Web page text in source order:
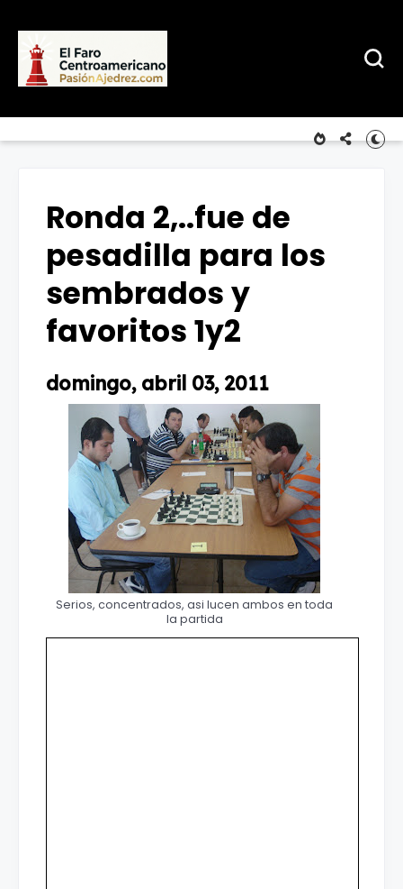
Ronda 2,..fue de
pesadilla para los
sembrados y
favoritos 1y2
domingo, abril 03, 2011
Serios, concentrados, asi lucen ambos en toda
la partida